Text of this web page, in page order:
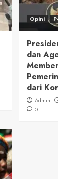
Opini
dan
dari
Admin
0